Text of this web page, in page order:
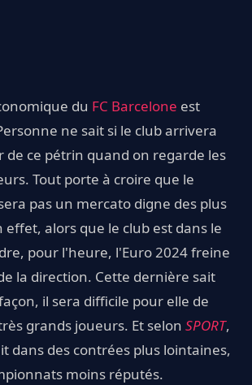
du FC Barcelone est
ne sait si le club arrivera
de ce pétrin quand on regarde les
Tout porte à croire que le
pas un mercato digne des plus
effet, alors que le club est dans le
pour l'heure, l'Euro 2024 freine
la direction. Cette dernière sait
il sera difficile pour elle de
grands joueurs. Et selon SPORT,
dans des contrées plus lointaines,
moins réputés.